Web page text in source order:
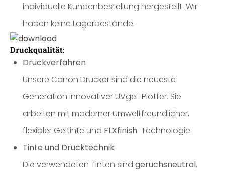
individuelle Kundenbestellung hergestellt. Wir
haben keine Lagerbestände.
Druckqualität:
Druckverfahren
Unsere Canon Drucker sind die neueste
Generation innovativer UVgel-Plotter. Sie
arbeiten mit moderner umweltfreundlicher,
flexibler Geltinte und FLXfinish-Technologie.
Tinte und Drucktechnik
Die verwendeten Tinten sind geruchsneutral,